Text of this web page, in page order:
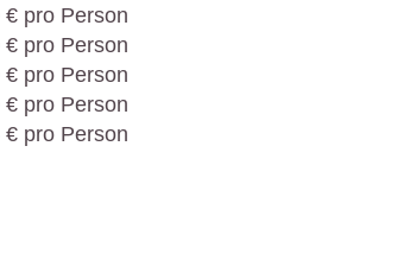
€ pro Person
€ pro Person
€ pro Person
€ pro Person
€ pro Person